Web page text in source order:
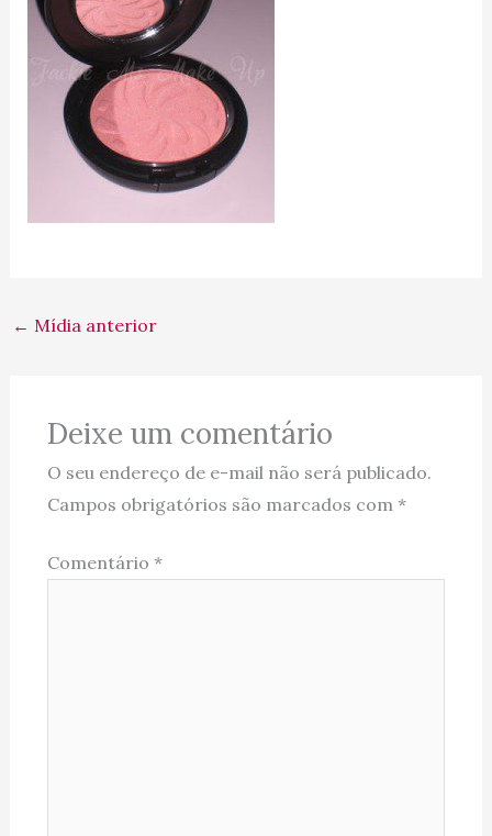
← Mídia anterior
Deixe um comentário
O seu endereço de e-mail não será publicado.
Campos obrigatórios são marcados com *
Comentário *